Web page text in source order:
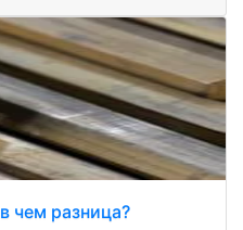
чем разница?